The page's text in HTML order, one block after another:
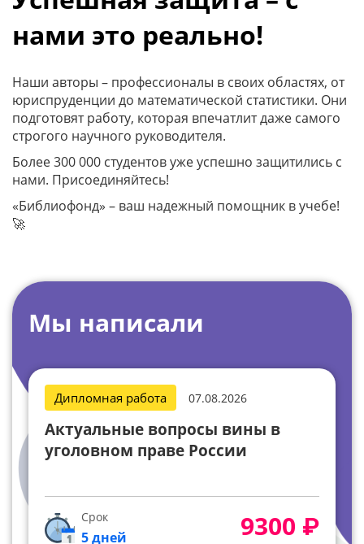
нами это реально!
Наши авторы – профессионалы в своих областях, от
юриспруденции до математической статистики. Они
подготовят работу, которая впечатлит даже самого
строгого научного руководителя.
Более 300 000 студентов уже успешно защитились с
нами. Присоединяйтесь!
«Библиофонд» – ваш надежный помощник в учебе!
🚀
Мы написали
в
9300 ₽
Дипломная работа
Совершенствование
государственного
Российской Федерации
примере Санкт-